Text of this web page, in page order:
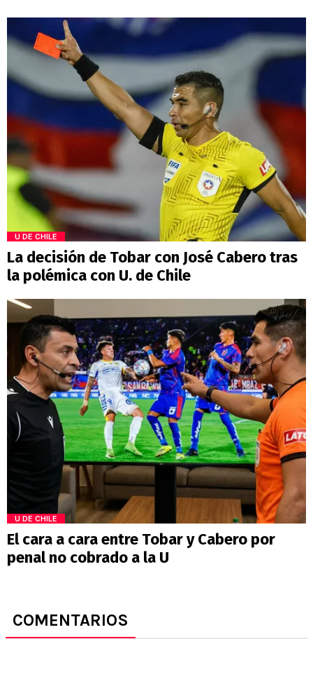
U DE CHILE
La decisión de Tobar con José Cabero tras
la polémica con U. de Chile
U DE CHILE
El cara a cara entre Tobar y Cabero por
penal no cobrado a la U
COMENTARIOS